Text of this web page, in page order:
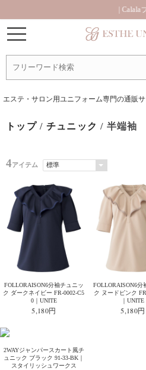
| Calala
エステ・サロン用ユニフォーム専門の通販
トップ/ チュニック / 半端袖
4アイテム
FOLLORAISON6分袖チュニッ
ク ダークネイビー FR-0002-C5
0｜UNITE
5,180円
FOLLORAISON6分
ク ヌードピンク
｜UNITE
5,180円
2WAYジャンパースカート風チ
ュニック ブラック 91-33-BK｜
スタイリッシュワークス